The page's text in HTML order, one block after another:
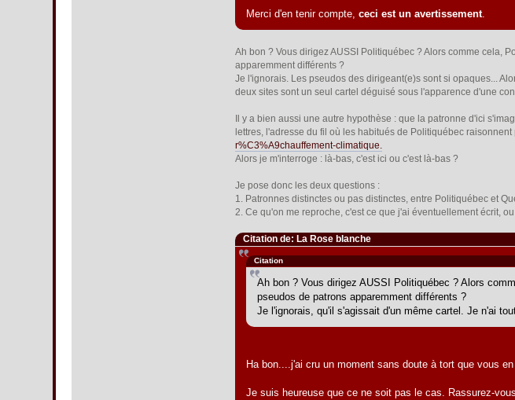
Merci d'en tenir compte,ceci est un avertissement.
Ah bon ? Vous dirigez AUSSI Politiquébec ? Alors comme cela,
apparemment différents ?
Je l'ignorais. Les pseudos des dirigeant(e)s sont si opaques...
deux sites sont un seul cartel déguisé sous l'apparence d'une
Il y a bien aussi une autre hypothèse : que la patronne d'ici
lettres, l'adresse du fil où les habitués de Politiquébec raisonnent
r%C3%A9chauffement-climatique.
Alors je m'interroge : là-bas, c'est ici ou c'est là-bas ?
Je pose donc les deux questions :
1. Patronnes distinctes ou pas distinctes, entre Politiquébec et
2. Ce qu'on me reproche, c'est ce que j'ai éventuellement écrit,
Citation de: La Rose blanche
Citation
Ah bon ? Vous dirigez AUSSI Politiquébec ? Alors
pseudos de patrons apparemment différents ?
Je l'ignorais, qu'il s'agissait d'un même cartel. Je n'ai
Ha bon....j'ai cru un moment sans doute à tort que vous
Je suis heureuse que ce ne soit pas le cas. Rassurez-